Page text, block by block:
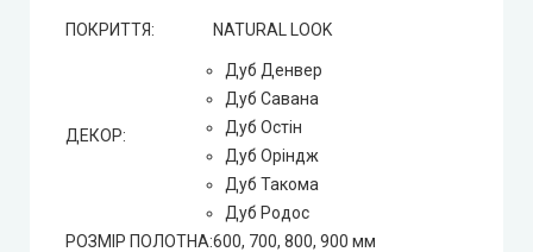
ПОКРИТТЯ: NATURAL LOOK
ДЕКОР:
Дуб Денвер
Дуб Савана
Дуб Остін
Дуб Оріндж
Дуб Такома
Дуб Родос
РОЗМІР ПОЛОТНА:600, 700, 800, 900 мм